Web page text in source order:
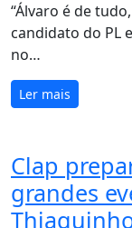
“Álvaro é de
candidato do PL
no…
Ler mais
Clap
grandes